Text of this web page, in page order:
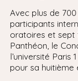
Avec plus de
participants
oratoires et sept
Panthéon, le
l’université Paris
pour sa huitième